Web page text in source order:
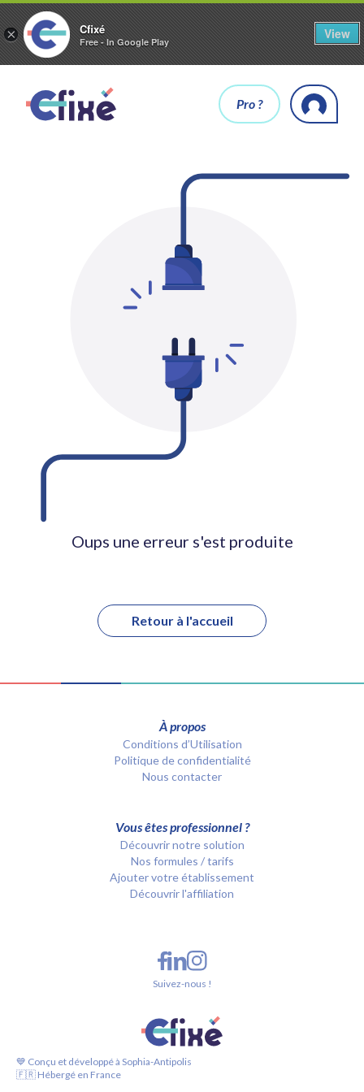
× Cfixé
Free - In Google Play
View
Pro ?
Oups une erreur s'est produite
Retour à l'accueil
À propos
Conditions d’Utilisation
Politique de confidentialité
Nous contacter
Vous êtes professionnel ?
Découvrir notre solution
Nos formules / tarifs
Ajouter votre établissement
Découvrir l'affiliation
💙 Conçu et développé à Sophia-Antipolis
🇫🇷 Hébergé en France
Suivez-nous !